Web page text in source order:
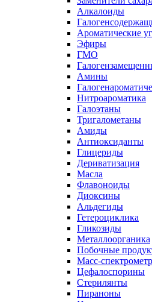
Алкалоиды
Ароматические
Эфиры
ГМО
Амины
Нитроароматика
Галоэтаны
Тригалометаны
Амиды
Антиоксиданты
Глицериды
Дериватизация
Масла
Флавоноиды
Диоксины
Альдегиды
Гетероциклика
Гликозиды
Металлоорганика
Побочные
Масс-
Цефалоспорины
Стерилянты
Пираноны